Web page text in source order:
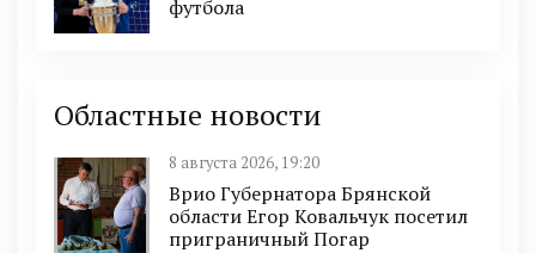
футбола
Областные новости
8 августа 2026, 19:20
Врио Губернатора Брянской
области Егор Ковальчук посетил
приграничный Погар